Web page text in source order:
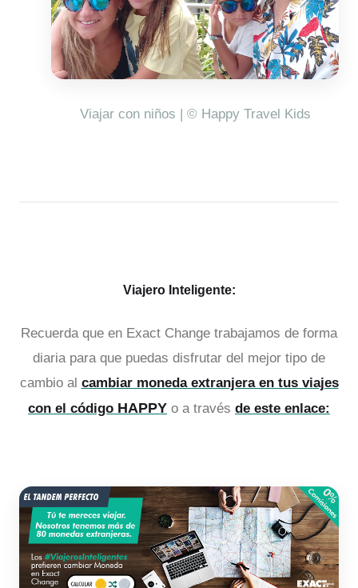
Viajar con niños | © Happy Travel Kids
Viajero Inteligente:
Recuerda que en Exact Change trabajamos de forma
diaria para que puedas disfrutar del mejor tipo de
cambio al cambiar moneda extranjera en tus viajes
con el código HAPPY o a través de este enlace: